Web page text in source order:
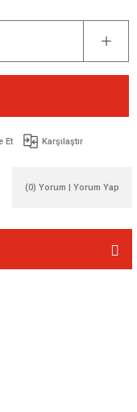
Et Karşılaştır
(0) Yorum | Yorum Yap